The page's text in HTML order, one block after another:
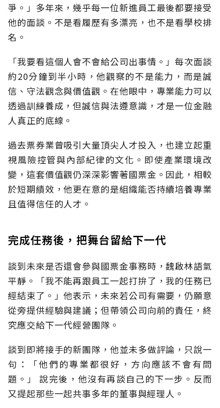
爭。」多年來，幾乎每一位新進員工最後都要接受
他的面談。不是看履歷有多漂亮，也不是看學校排
名。
「我要看這個人會不會給公司出事情。」每次面談
約20分鐘到半小時，他觀察的不是能力，而是誠
信、守法觀念與價值觀。在他眼中，專業能力可以
透過訓練養成，但誠信與法遵意識，才是一位金融
人真正的底線。
過去票券業曾吸引大量頂尖人才投入，也建立起重
視風險控管與內部紀律的文化。即使產業環境改
變，這套價值觀仍深深影響著國票金。因此，相較
於短期績效，他更在意的是組織能否持續培養專業
且值得信任的人才。
完成任務後，把舞台留給下一代
談到未來是否還會參與國票金事務時，魏啟林語氣
平靜。「我不能再跟員工一起打拚了，我的任務已
經結束了。」他表示，未來若公司有需要，仍願意
從旁提供經驗與建議；但帶領公司向前的責任，終
究應交給下一代經營團隊。
談到即將接手的新團隊，他並未多做評論，只說一
句：「他們的專業都很好，方向應該不會有問
題。」 說完後，他沒有再談自己的下一步。反而
又提起那些一起共事多年的董事與經理人。